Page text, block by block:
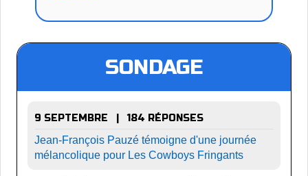
SONDAGE
9 SEPTEMBRE | 184 RÉPONSES
Jean-François Pauzé témoigne d'une journée
mélancolique pour Les Cowboys Fringants